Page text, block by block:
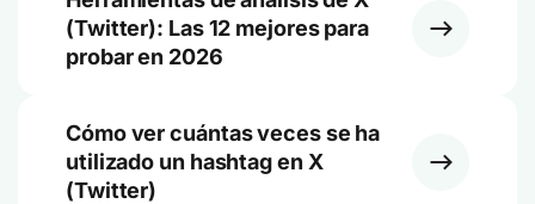
(Twitter): Las 12 mejores para
probar en 2026
Cómo ver cuántas veces se ha
utilizado un hashtag en X
(Twitter)